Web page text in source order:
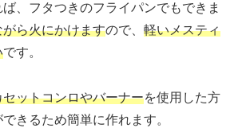
、フタつきのフライパンでもできま
がら火にかけますので、 軽いメスティ
です。
セットコンロやバーナーを使用した方
きるため簡単に作れます。